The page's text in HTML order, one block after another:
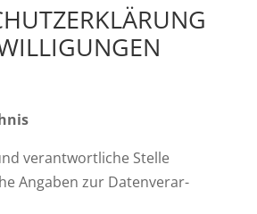
ver­ant­wort­liche Stelle
Angaben zur Daten­ver­ar­